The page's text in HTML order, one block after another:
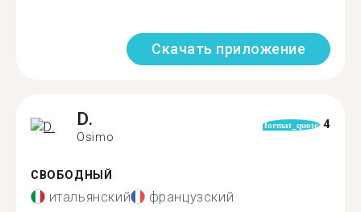
Скачать приложение
D.
Osimo
format_quote 4
СВОБОДНЫЙ
итальянский французский